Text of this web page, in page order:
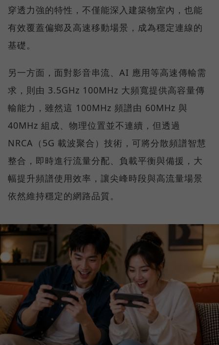
穿透力強的特性，不僅能深入建築物室內，也能
有效覆蓋偏鄉及高速移動場景，成為穩定連線的
基礎。
另一方面，面對影音串流、AI 應用等高速傳輸需
求，則由 3.5GHz 100MHz 大頻寬提供高容量傳
輸能力，雖然這 100MHz 頻譜由 60MHz 與
40MHz 組成、物理位置並不連續，但透過
NRCA（5G 載波聚合）技術，可將分散頻譜智慧
整合，即時進行流量分配、負載平衡與備援，大
幅提升頻譜使用效率，讓尖峰時段與高流量場景
依然維持穩定的網路品質。